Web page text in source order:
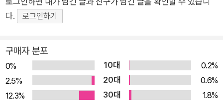
로 낸 상처를 앞머리로 가리고 다니는 것도, 두나 누나가 잠을 못
이루는 것도, 누나가 죽어 특별대우받는 자신도 번뜩번뜩 누나의
‘왼쪽 귀’로 들려온 누나의 목소리를 따라 누나가 남긴 흔적들, 누
나와 이어졌던 사람들을 만나며, 깊숙한 곳에 웅크리고 있던 자신
의 마음을 마주한다. 누나는 왜 오렌지를 좋아했는지, 왜 책방 골
목에서 울었는지, 왜 이서빈 형을 어색해했는지, 이전엔 몰랐던
다.
로그인하기
구매자 분포
0% 10대
0.2%
2.5%
20대
0.6%
12.3%
30대
1.8%